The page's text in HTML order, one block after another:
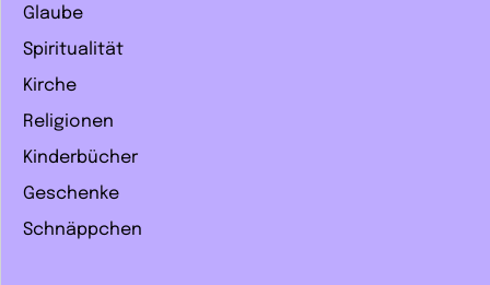
Glaube
Spiritualität
Kirche
Religionen
Kinderbücher
Geschenke
Schnäppchen